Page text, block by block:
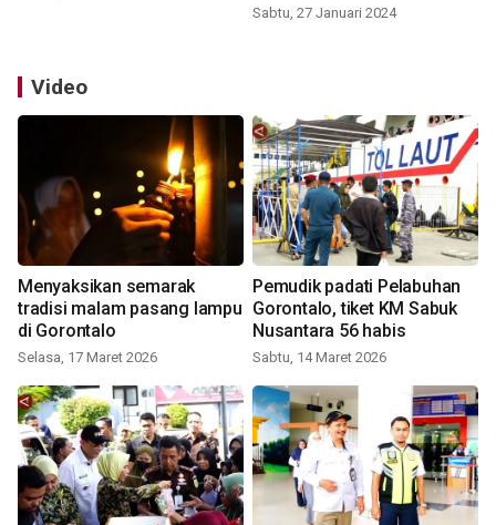
Sabtu, 27 Januari 2024
Video
Menyaksikan semarak
tradisi malam pasang lampu
di Gorontalo
Selasa, 17 Maret 2026
Pemudik padati Pelabuhan
Gorontalo, tiket KM Sabuk
Nusantara 56 habis
Sabtu, 14 Maret 2026